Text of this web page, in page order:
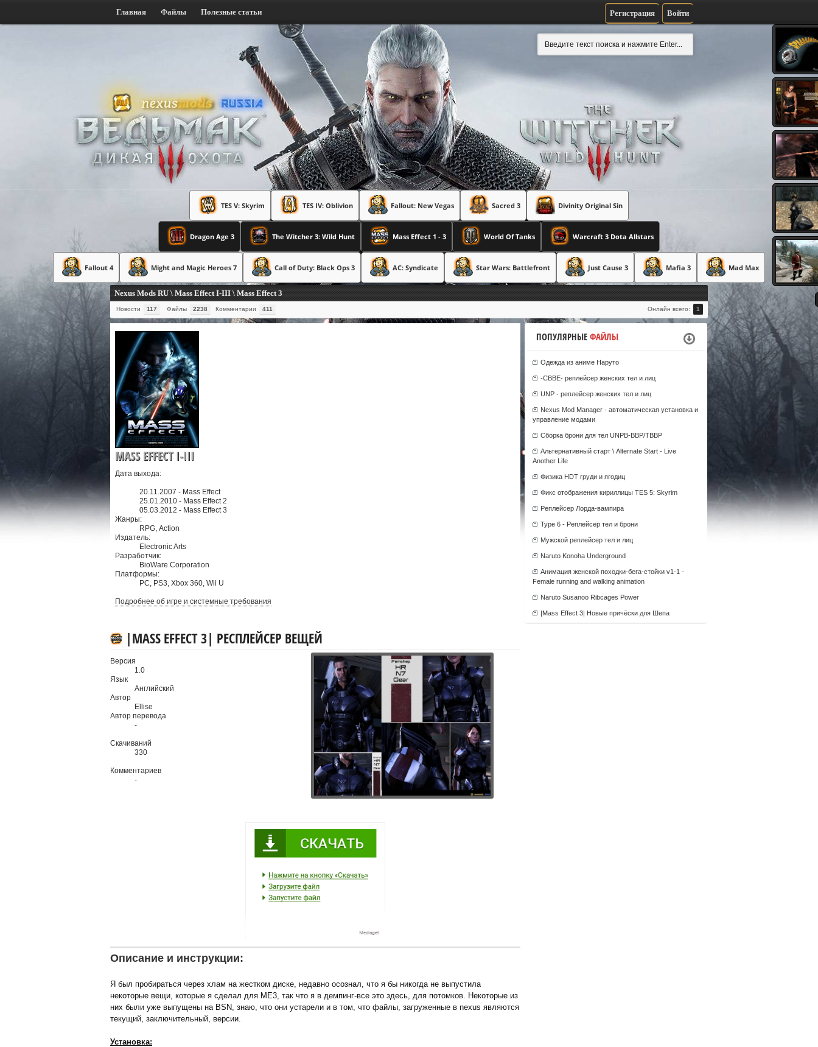
Главная Файлы Полезные статьи Регистрация Войти
TES V: Skyrim TES IV: Oblivion Fallout: New Vegas Sacred 3 Divinity Original Sin
Dragon Age 3 The Witcher 3: Wild Hunt Mass Effect 1 - 3 World Of Tanks Warcraft 3 Dota Allstars
Fallout 4 Might and Magic Heroes 7 Call of Duty: Black Ops 3 AC: Syndicate Star Wars: Battlefront Just Cause 3 Mafia 3 Mad Max
Nexus Mods RU \ Mass Effect I-III \ Mass Effect 3
Новости 117 Файлы 2238 Комментарии 411 Онлайн всего: 1
ПОПУЛЯРНЫЕ ФАЙЛЫ
Одежда из аниме Наруто
-CBBE- реплейсер женских тел и лиц
UNP - реплейсер женских тел и лиц
Nexus Mod Manager - автоматическая установка и
управление модами
Сборка брони для тел UNPB-BBP/TBBP
Альтернативный старт \ Alternate Start - Live
Another Life
Физика HDT груди и ягодиц
Фикс отображения кириллицы TES 5: Skyrim
Реплейсер Лорда-вампира
Type 6 - Реплейсер тел и брони
Мужской реплейсер тел и лиц
Naruto Konoha Underground
Анимация женской походки-бега-стойки v1-1 -
Female running and walking animation
Naruto Susanoo Ribcages Power
|Mass Effect 3| Новые причёски для Шепа
MASS EFFECT I-III
Дата выхода:
20.11.2007 - Mass Effect
25.01.2010 - Mass Effect 2
05.03.2012 - Mass Effect 3
Жанры:
RPG, Action
Издатель:
Electronic Arts
Разработчик:
BioWare Corporation
Платформы:
PC, PS3, Xbox 360, Wii U
Подробнее об игре и системные требования
|MASS EFFECT 3| РЕСПЛЕЙСЕР ВЕЩЕЙ
Версия
1.0
Язык
Английский
Автор
Ellise
Автор перевода
-
Скачиваний
330
Комментариев
-
Описание и инструкции:
Я был пробираться через хлам на жестком диске, недавно осознал, что я бы никогда не выпустила
некоторые вещи, которые я сделал для ME3, так что я в демпинг-все это здесь, для потомков. Некоторые из
них были уже выпущены на BSN, знаю, что они устарели и в том, что файлы, загруженные в nexus являются
текущий, заключительный, версии.
Установка: